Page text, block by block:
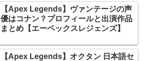
【Apex Legends】ヴァンテージの声
優はコナン？プロフィールと出演作品
まとめ【エーペックスレジェンズ】
【Apex Legends】オクタン 日本語セ